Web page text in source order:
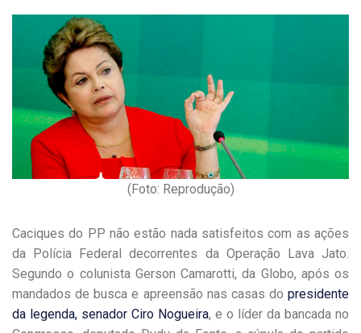
(Foto: Reprodução)
Caciques do PP não estão nada satisfeitos com as ações
da Polícia Federal decorrentes da Operação Lava Jato.
Segundo o colunista Gerson Camarotti, da Globo, após os
mandados de busca e apreensão nas casas do presidente
da legenda, senador Ciro Nogueira, e o líder da bancada no